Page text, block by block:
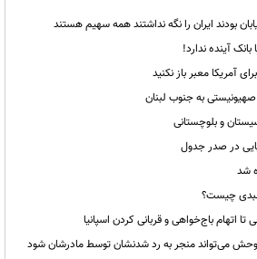
بودند ایران را نگه نداشتند همه سهیم هستند
آینده ندارد!
آمریکا معبر باز نکنید
به جنوب لبنان
و بلوچستانی
در صدر جدول
شد
چیست؟
تا اتهام باج‌خواهی و قربانی کردن اسپانیا
می‌تواند منجر به رد شدنشان توسط مادرشان شود